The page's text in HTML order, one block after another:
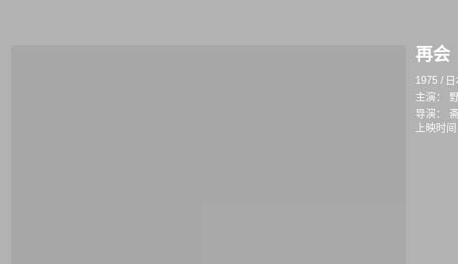
再会
1975 /
主演：
导演：
上映时间